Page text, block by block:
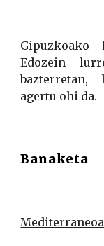
Gipuzkoako
Edozein
bazterretan,
agertu ohi da.
Banaketa
Mediterraneoa